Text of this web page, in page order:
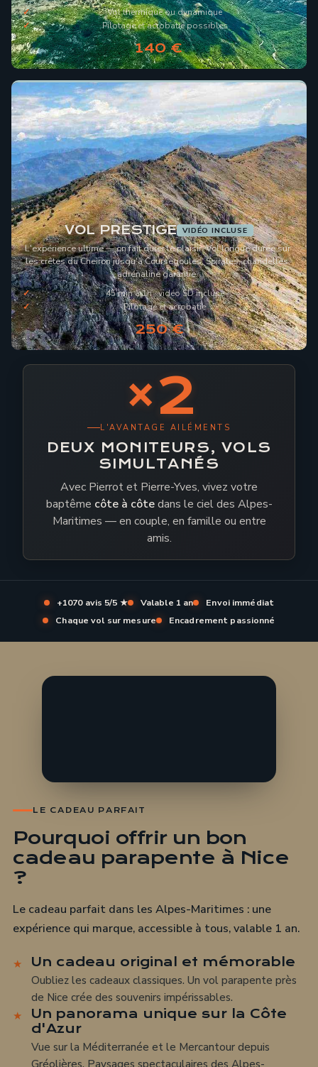
Vol thermique ou dynamique
Pilotage et acrobatie possibles
140 €
VOL PRESTIGE VIDÉO INCLUSE
L'expérience ultime — on fait durer le plaisir. Vol longue durée sur
les crêtes du Cheiron jusqu'à Coursegoules. Spirales, chandelles,
adrénaline garantie.
45 min à 1h · vidéo SD incluse
Pilotage et acrobatie
250 €
×2
L'AVANTAGE AILÉMENTS
DEUX MONITEURS, VOLS
SIMULTANÉS
Avec Pierrot et Pierre-Yves, vivez votre
baptême côte à côtedans le ciel des Alpes-
Maritimes — en couple, en famille ou entre
amis.
+1070 avis 5/5 ★ Valable 1 an
Envoi immédiat
Chaque vol sur mesure
Encadrement passionné
LE CADEAU PARFAIT
Pourquoi offrir un bon
cadeau parapente à Nice
?
Le cadeau parfait dans les Alpes-Maritimes : une
expérience qui marque, accessible à tous, valable 1 an.
Un cadeau original et mémorable
Oubliez les cadeaux classiques. Un vol parapente près
de Nice crée des souvenirs impérissables.
Un panorama unique sur la Côte
d'Azur
Vue sur la Méditerranée et le Mercantour depuis
Gréolières. Paysages spectaculaires des Alpes-